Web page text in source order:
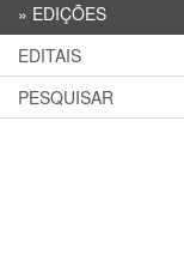
» EDIÇÕES
EDITAIS
PESQUISAR